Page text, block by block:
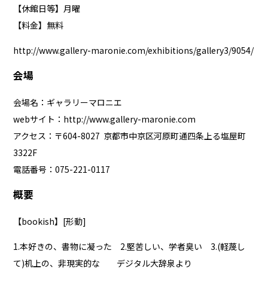
【休館日等】月曜
【料金】無料
http://www.gallery-maronie.com/exhibitions/gallery3/9054/
会場
会場名：ギャラリーマロニエ
webサイト： http://www.gallery-maronie.com
アクセス：〒604-8027 京都市中京区河原町通四条上る塩屋町
3322F
電話番号：075-221-0117
概要
【bookish】[形動]
1.本好きの、書物に凝った 2.堅苦しい、学者臭い 3.(軽蔑し
て)机上の、非現実的な デジタル大辞泉より